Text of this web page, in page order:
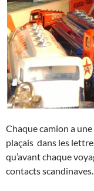
Chaque camion a
plaçais dans les
qu’avant chaque
contacts scandinaves.